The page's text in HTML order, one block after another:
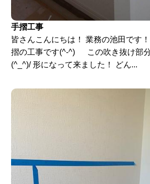
手摺工事
皆さんこんにちは！ 業務の池田です
摺の工事です(^-^) この吹き抜け部
(^_^)/ 形になって来ました！ どん...